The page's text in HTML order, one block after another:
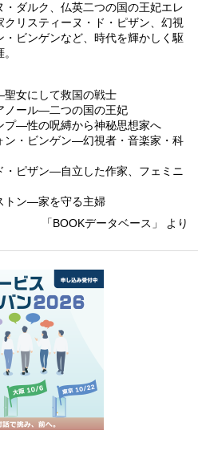
ダルク、仏英二つの国の王妃エレ
リスティーヌ・ド・ピザン、幻視
ビンゲンなど、時代を輝かしく駆
女にして救国の戦士
ール—二つの国の王妃
—性の呪縛から神秘思想家へ
・ビンゲン—幻視者・音楽家・科
ピザン—自立した作家、フェミニ
トン—家を守る主婦
「BOOKデータベース」 より